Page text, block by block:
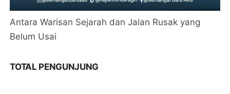
Antara Warisan Sejarah dan Jalan Rusak yang
Belum Usai
TOTAL PENGUNJUNG